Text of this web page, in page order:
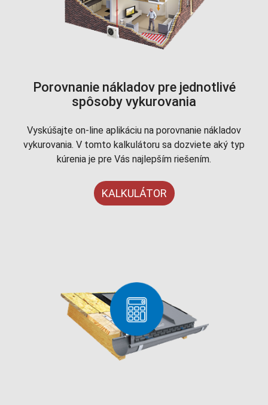
Porovnanie nákladov pre jednotlivé
spôsoby vykurovania
Vyskúšajte on-line aplikáciu na porovnanie nákladov
vykurovania. V tomto kalkulátoru sa dozviete aký typ
kúrenia je pre Vás najlepším riešením.
KALKULÁTOR